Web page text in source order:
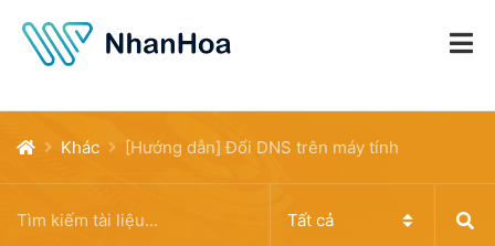
Khác [Hướng dẫn] Đổi DNS trên máy tính